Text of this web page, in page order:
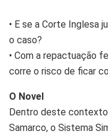
• E se a Corte Inglesa
o caso?
• Com a repactuação
corre o risco de ficar
O Novel
Dentro deste contexto
Samarco, o Sistema